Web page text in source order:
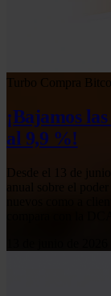
Turbo Compra
¡Bajamos
al 9,9 %!
Desde el 13 de
anual sobre el
nuevos como a
compara con la